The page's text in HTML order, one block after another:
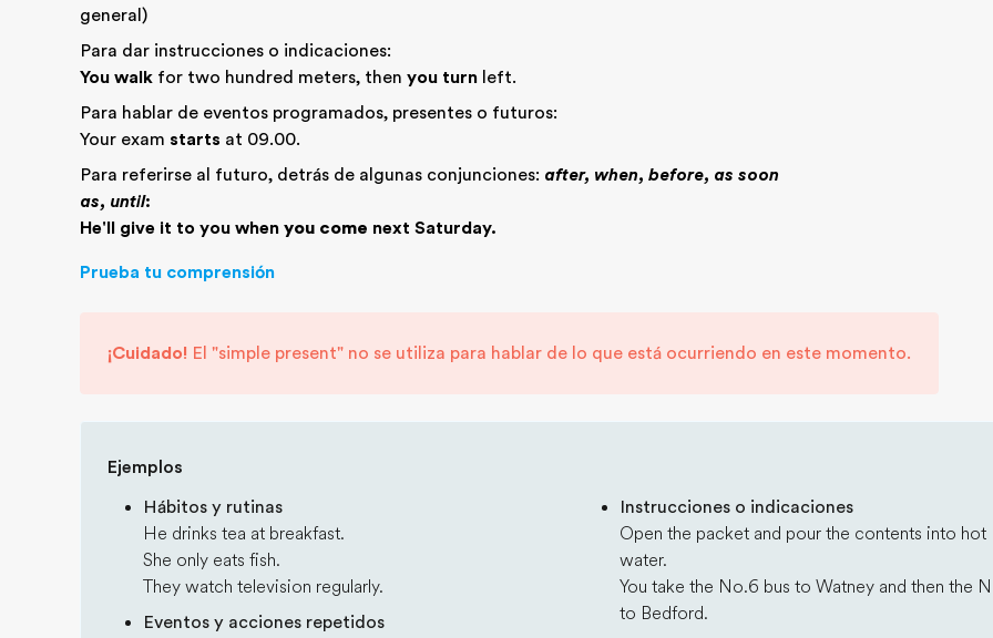
general)
Para dar instrucciones o indicaciones:
You walk for two hundred meters, then you turn left.
Para hablar de eventos programados, presentes o futuros:
Your exam starts at 09.00.
Para referirse al futuro, detrás de algunas conjunciones: after, when, before, as soon
as, until:
He'll give it to you when you come next Saturday.
Prueba tu comprensión
¡Cuidado! El "simple present" no se utiliza para hablar de lo que está ocurriendo en este momento.
Ejemplos
Hábitos y rutinas
He drinks tea at breakfast.
She only eats fish.
They watch television regularly.
Eventos y acciones repetidos
Instrucciones o indicaciones
Open the packet and pour the contents into hot
water.
You take the No.6 bus to Watney and then the
to Bedford.